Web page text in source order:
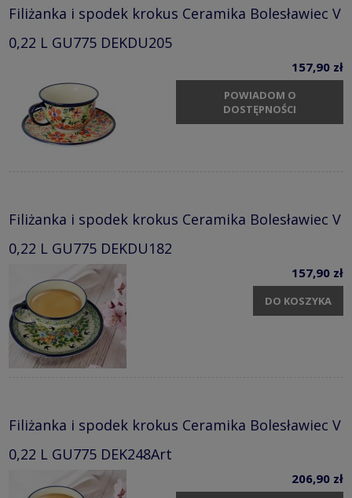
Filiżanka i spodek krokus Ceramika Bolesławiec V
0,22 L GU775 DEKDU205
157,90 zł
POWIADOM O
DOSTĘPNOŚCI
Filiżanka i spodek krokus Ceramika Bolesławiec V
0,22 L GU775 DEKDU182
157,90 zł
DO KOSZYKA
Filiżanka i spodek krokus Ceramika Bolesławiec V
0,22 L GU775 DEK248Art
206,90 zł